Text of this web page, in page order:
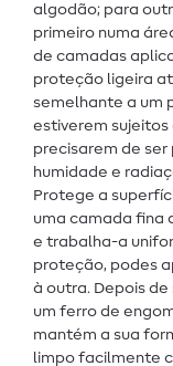
algodão; para
primeiro numa
de camadas
proteção ligeira
semelhante a um
estiverem
precisarem de
humidade e
Protege a
uma camada fina
e trabalha-a
proteção, podes
à outra. Depois
um ferro de
mantém a sua
limpo facilmente